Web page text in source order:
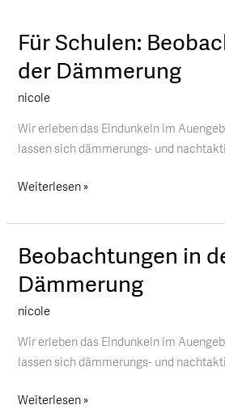
Für Schulen:
der Dämmerung
nicole
Wir erleben das Eindunkeln im
lassen sich dämmerungs- und
Für
Beobachtungen
in
Weiterlesen »
Beobachtungen in
Dämmerung
nicole
Wir erleben das Eindunkeln im
lassen sich dämmerungs- und
Beobachtungen
der
Dämmerung
Weiterlesen »